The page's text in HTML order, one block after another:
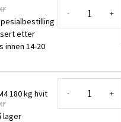
etter
innen 14-20
- +
180 kg hvit
lager
- +